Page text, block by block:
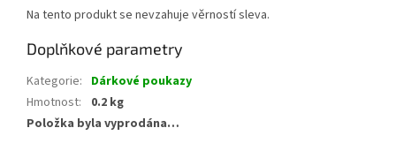
Na tento produkt se nevzahuje věrností sleva.
Doplňkové parametry
Kategorie: Dárkové poukazy
Hmotnost:
0.2 kg
Položka byla vyprodána…